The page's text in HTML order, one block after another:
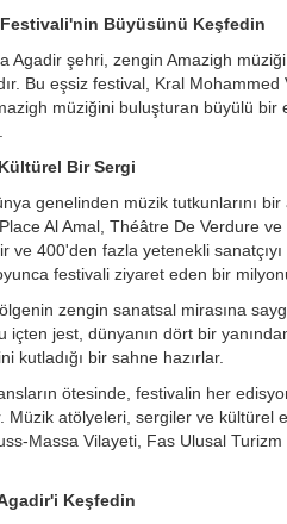
Büyüsünü Keşfedin
Agadir şehri, zengin Amazigh
Bu eşsiz festival, Kral
müziğini buluşturan büyülü bir
Bir Sergi
genelinden müzik tutkunlarını
Al Amal, Théâtre De Verdure
ve 400'den fazla yetenekli
festivali ziyaret eden bir
zengin sanatsal mirasına
içten jest, dünyanın dört bir
kutladığı bir sahne hazırlar.
ötesinde, festivalin her
Müzik atölyeleri, sergiler ve kültürel
Massa Vilayeti, Fas Ulusal
Keşfedin